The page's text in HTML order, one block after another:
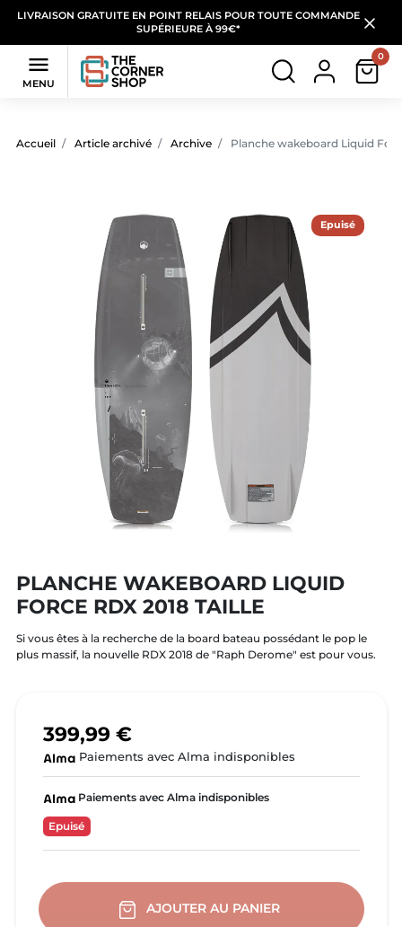
LIVRAISON GRATUITE EN POINT RELAIS POUR TOUTE COMMANDE
SUPÉRIEURE À 99€*

MENU
0
Accueil Article archivé Archive Planche wakeboard Liquid
Epuisé
PLANCHE WAKEBOARD LIQUID
FORCE RDX 2018 TAILLE
Si vous êtes à la recherche de la board bateau possédant le pop le
plus massif, la nouvelle RDX 2018 de "Raph Derome" est pour vous.
399,99 €
Paiements avec Alma indisponibles
Paiements avec Alma indisponibles
Epuisé
AJOUTER AU PANIER